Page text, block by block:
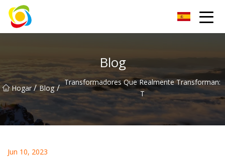
Blog
Hogar / Blog / Transformadores Que Realmente Transforman:
T
Jun 10, 2023